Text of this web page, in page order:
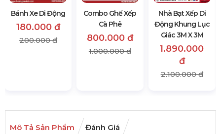
Bánh Xe Di Động
180.000 đ
200.000 đ
Combo Ghế Xếp
Cà Phê
800.000 đ
1.000.000 đ
Nhà Bạt Xếp Di
Động Khung Lục
Giác 3M X 3M
1.890.000
đ
2.100.000 đ
Mô Tả Sản Phẩm Đánh Giá